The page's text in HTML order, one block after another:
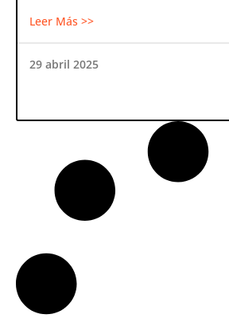
Leer Más >>
29 abril 2025